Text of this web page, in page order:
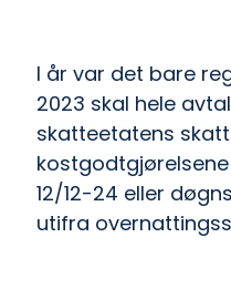
I år var det bare
2023 skal hele
skatteetatens
12/12-24 eller
utifra